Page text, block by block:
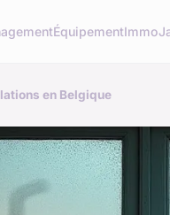
ÉquipementImmo
en Belgique